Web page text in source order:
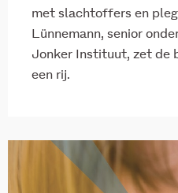
met slachtoffers en
Lünnemann, senior
Jonker Instituut, zet de
een rij.